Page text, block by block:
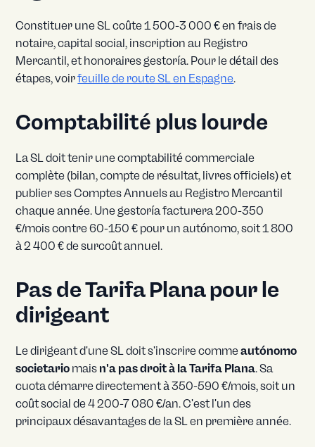
Constituer une SL coûte 1 500-3 000 € en frais de
notaire, capital social, inscription au Registro
Mercantil, et honoraires gestoría. Pour le détail des
étapes, voirfeuille de route SL en Espagne.
Comptabilité plus lourde
La SL doit tenir une comptabilité commerciale
complète (bilan, compte de résultat, livres officiels) et
publier ses Comptes Annuels au Registro Mercantil
chaque année. Une gestoría facturera 200-350
€/mois contre 60-150 € pour un autónomo, soit 1 800
à 2 400 € de surcoût annuel.
Pas de Tarifa Plana pour le
dirigeant
Le dirigeant d'une SL doit s'inscrire commeautónomo
societario mais n'a pas droit à la Tarifa Plana. Sa
cuota démarre directement à 350-590 €/mois, soit un
coût social de 4 200-7 080 €/an. C'est l'un des
principaux désavantages de la SL en première année.